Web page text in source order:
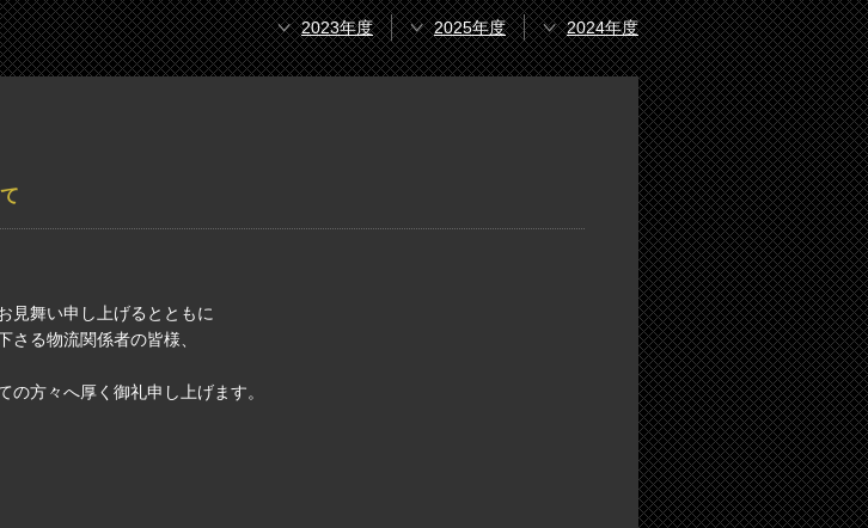
2023年度 2025年度 2024年度
見舞い申し上げるとともに
る物流関係者の皆様、
方々へ厚く御礼申し上げます。